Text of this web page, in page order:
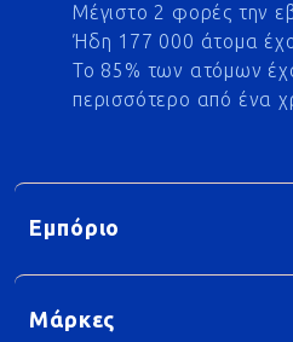
Μέγιστο 2 φορές την
Ήδη 177 000 άτομα
Το 85% των ατόμων
περισσότερο από ένα
Εμπόριο
Μάρκες